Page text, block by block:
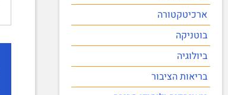
ארכיטקטורה
בוטניקה
ביולוגיה
בריאות הציבור